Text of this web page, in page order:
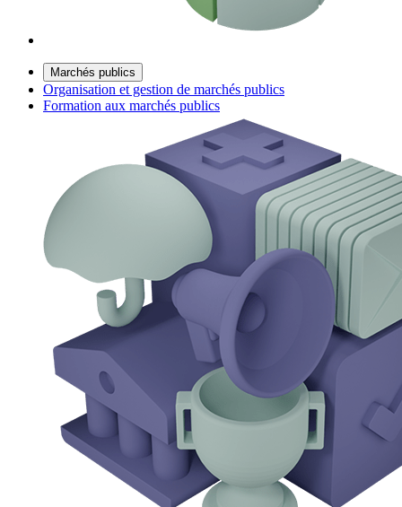
Marchés publics
Organisation et gestion de marchés publics
Formation aux marchés publics